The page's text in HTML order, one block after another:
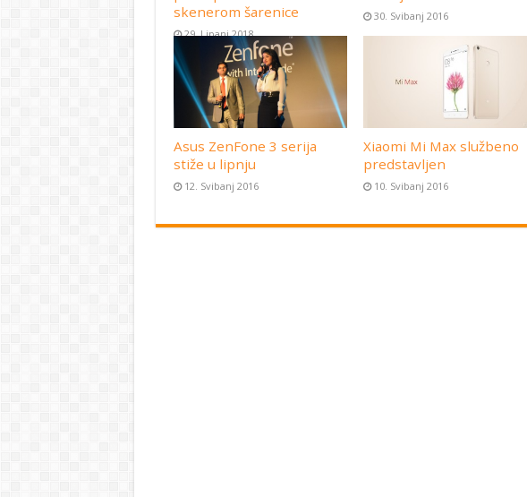
skenerom šarenice
29. Lipanj 2018
30. Svibanj 2016
Asus ZenFone 3 serija
stiže u lipnju
12. Svibanj 2016
Xiaomi Mi Max službeno
predstavljen
10. Svibanj 2016